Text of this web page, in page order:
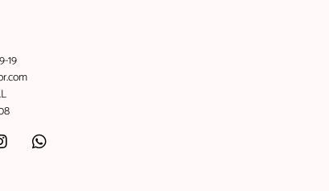
19